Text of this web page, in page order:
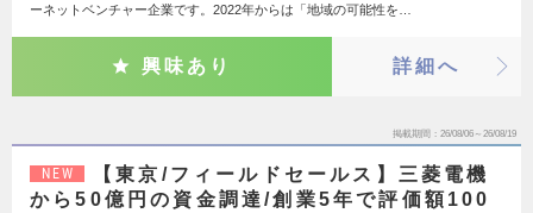
ーネットベンチャー企業です。2022年からは「地域の可能性を…
興味あり 詳細へ
掲載期間 26/08/06～26/08/19
NEW
【東京/フィールドセールス】三菱電機
から50億円の資金調達/創業5年で評価額100